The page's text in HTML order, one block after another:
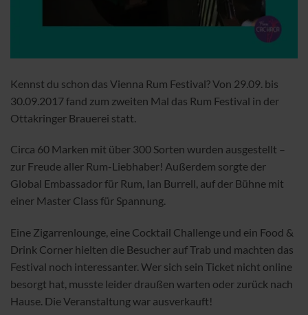
Kennst du schon das Vienna Rum Festival? Von 29.09. bis
30.09.2017 fand zum zweiten Mal das Rum Festival in der
Ottakringer Brauerei statt.
Circa 60 Marken mit über 300 Sorten wurden ausgestellt –
zur Freude aller Rum-Liebhaber! Außerdem sorgte der
Global Embassador für Rum, Ian Burrell, auf der Bühne mit
einer Master Class für Spannung.
Eine Zigarrenlounge, eine Cocktail Challenge und ein Food &
Drink Corner hielten die Besucher auf Trab und machten das
Festival noch interessanter. Wer sich sein Ticket nicht online
besorgt hat, musste leider draußen warten oder zurück nach
Hause. Die Veranstaltung war ausverkauft!